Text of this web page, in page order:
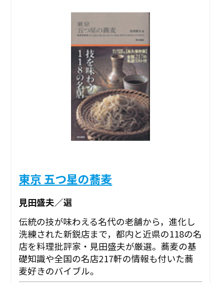
東京 五つ星の蕎麦
見田盛夫／選
伝統の技が味わえる名代の老舗から，進化し
洗練された新鋭店まで，都内と近県の118の名
店を料理批評家・見田盛夫が厳選。蕎麦の基
礎知識や全国の名店217軒の情報も付いた蕎
麦好きのバイブル。